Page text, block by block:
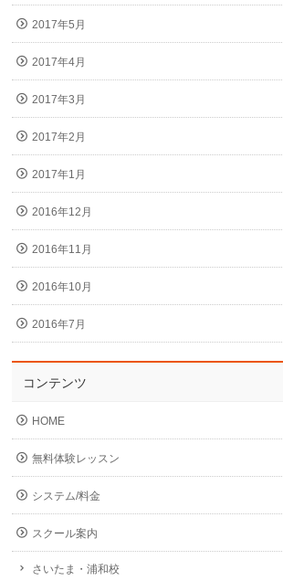
2017年5月
2017年4月
2017年3月
2017年2月
2017年1月
2016年12月
2016年11月
2016年10月
2016年7月
コンテンツ
HOME
無料体験レッスン
システム/料金
スクール案内
さいたま・浦和校